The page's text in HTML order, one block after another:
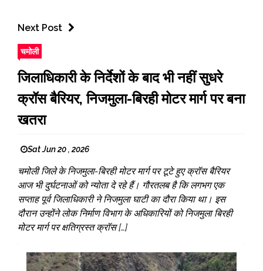
Next Post
चमोली
जिलाधिकारी के निर्देशों के बाद भी नहीं सुधरे
क्रॉस बैरियर, निजमुला-बिरही मोटर मार्ग पर बना
खतरा
Sat Jun 20 , 2026
चमोली जिले के निजमुला-बिरही मोटर मार्ग पर टूटे हुए क्रॉस बैरियर
आज भी दुर्घटनाओं को न्योता दे रहे हैं। गौरतलब है कि लगभग एक
सप्ताह पूर्व जिलाधिकारी ने निजमुला घाटी का दौरा किया था। इस
दौरान उन्होंने लोक निर्माण विभाग के अधिकारियों को निजमुला बिरही
मोटर मार्ग पर क्षतिग्रस्त क्रॉस […]